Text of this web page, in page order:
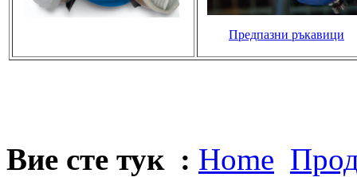
Предпазни ръкавици
Вие сте тук : Home